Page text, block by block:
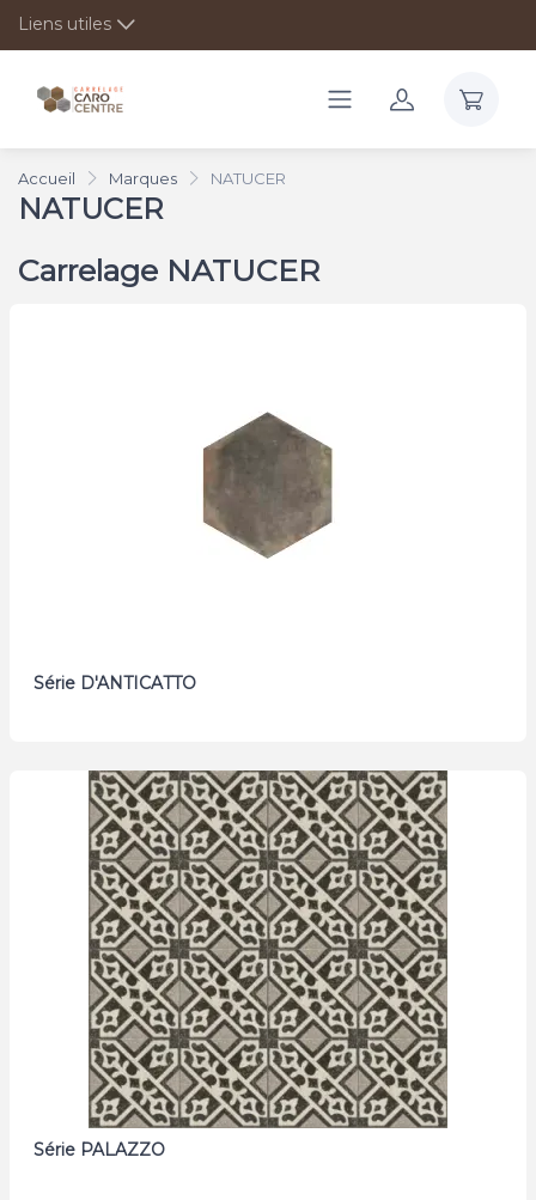
Liens utiles
Accueil Marques NATUCER
NATUCER
Carrelage NATUCER
Série D'ANTICATTO
Série PALAZZO